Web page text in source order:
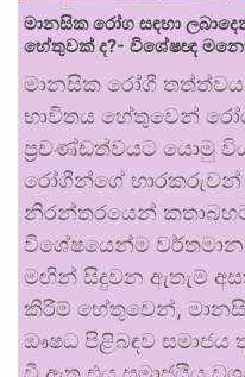
මානසික රෝග සඳහා
හේතුවක් ද?- විශේෂඥ
මානසික රෝගී
භාවිතය හේතුවෙන්
ප්‍රචණ්ඩත්වයට යොමු
රෝගීන්ගේ භාරකරුවන්
නිරන්තරයෙන්
විශේෂයෙන්ම
මඟින් සිදුවන ඇතැම්
කිරීම් හේතුවෙන්,
ඖෂධ පිළිබඳව